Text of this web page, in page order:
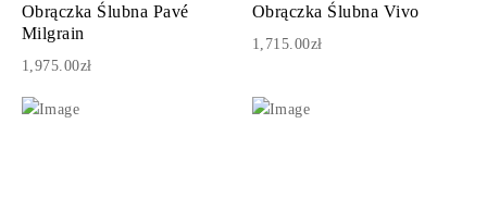
Obrączka Ślubna Pavé
Milgrain
1,975.00zł
Obrączka Ślubna Vivo
1,715.00zł